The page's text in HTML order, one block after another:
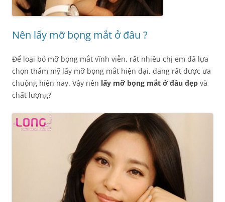
Nên lấy mỡ bọng mắt ở đâu ?
Để loại bỏ mỡ bọng mắt vĩnh viễn, rất nhiều chị em đã lựa
chọn thẩm mỹ lấy mỡ bọng mắt hiện đại, đang rất được ưa
chuộng hiện nay. Vậy nên lấy mỡ bọng mắt ở đâu đẹp và
chất lượng?